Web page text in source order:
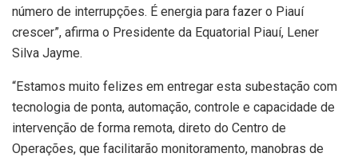
número de interrupções. É energia para fazer o Piauí
crescer”, afirma o Presidente da Equatorial Piauí, Lener
Silva Jayme.
“Estamos muito felizes em entregar esta subestação com
tecnologia de ponta, automação, controle e capacidade de
intervenção de forma remota, direto do Centro de
Operações, que facilitarão monitoramento, manobras de